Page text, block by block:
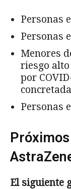
Personas
Personas
Menores
riesgo
por
Personas
El siguiente